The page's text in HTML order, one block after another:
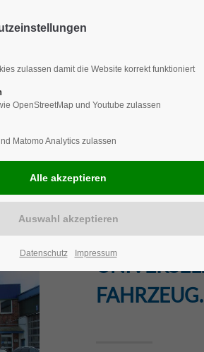
Münster Mo.-Do. 8:00 - 17:00 | Fr.
FAHRZEUG.
zulassen damit die Website korrekt funktioniert
OpenStreetMap und Youtube zulassen
Matomo Analytics zulassen
Datenschutz Impressum